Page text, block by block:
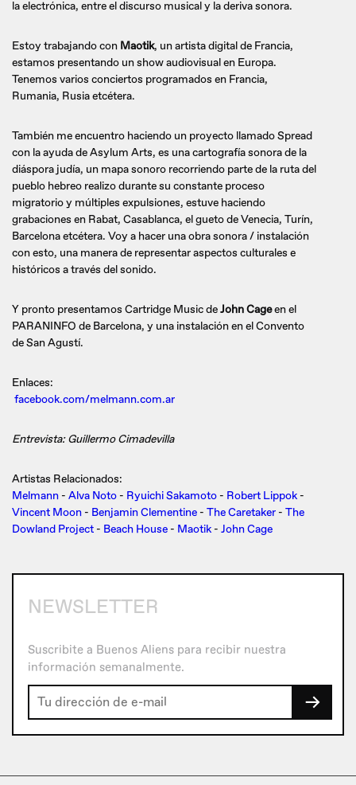
la electrónica, entre el discurso musical y la deriva sonora.
Estoy trabajando con Maotik, un artista digital de Francia,
estamos presentando un show audiovisual en Europa.
Tenemos varios conciertos programados en Francia,
Rumania, Rusia etcétera.
También me encuentro haciendo un proyecto llamado Spread
con la ayuda de Asylum Arts, es una cartografía sonora de la
diáspora judía, un mapa sonoro recorriendo parte de la ruta del
pueblo hebreo realizo durante su constante proceso
migratorio y múltiples expulsiones, estuve haciendo
grabaciones en Rabat, Casablanca, el gueto de Venecia, Turín,
Barcelona etcétera. Voy a hacer una obra sonora / instalación
con esto, una manera de representar aspectos culturales e
históricos a través del sonido.
Y pronto presentamos Cartridge Music deJohn Cageen el
PARANINFO de Barcelona, y una instalación en el Convento
de San Agustí.
Enlaces:
facebook.com/melmann.com.ar
Entrevista: Guillermo Cimadevilla
Artistas Relacionados:
Melmann - Alva Noto - Ryuichi Sakamoto - Robert Lippok -
Vincent Moon - Benjamin Clementine - The Caretaker - The
Dowland Project - Beach House - Maotik - John Cage
NEWSLETTER
Suscribite a Buenos Aliens para recibir nuestra
información semanalmente.
→